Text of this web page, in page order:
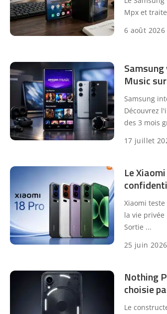
Mpx et
6 août 2026
Music
Samsung
Découvrez
des 3 mois
17 juillet
Le
Xiaomi
la vie
Sortie ...
25 juin 2026
Nothing
choisie
Le